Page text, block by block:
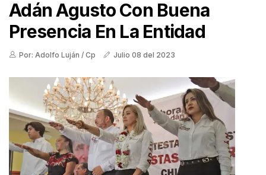
Adán Agusto Con Buena
Presencia En La Entidad
Por: Adolfo Luján / Cp Julio 08 del 2023